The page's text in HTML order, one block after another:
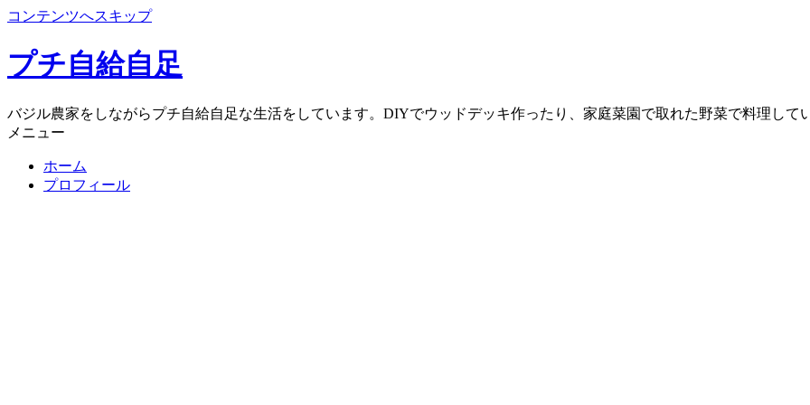
コンテンツへスキップ
プチ自給自足
バジル農家をしながらプチ自給自足な生活をしています。DIYでウッドデッキ作ったり、家庭菜園で取れた野菜で料理して
メニュー
ホーム
プロフィール